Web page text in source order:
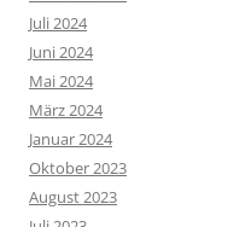
Juli 2024
Juni 2024
Mai 2024
März 2024
Januar 2024
Oktober 2023
August 2023